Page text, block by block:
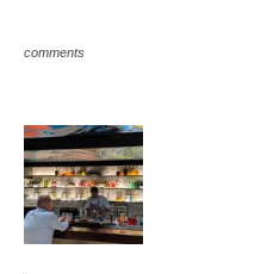
comments